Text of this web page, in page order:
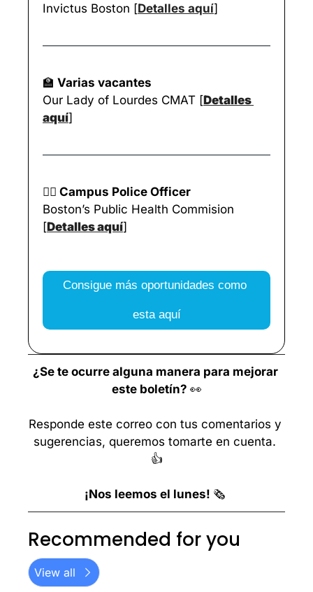
Invictus Boston [Detalles aquí]
🏫 Varias vacantes
Our Lady of Lourdes CMAT [Detalles
aquí]
👮‍♀️ Campus Police Officer
Boston’s Public Health Commision
[Detalles aquí]
Consigue más oportunidades como
esta aquí
¿Se te ocurre alguna manera para mejorar
este boletín? 👀
Responde este correo con tus comentarios y
sugerencias, queremos tomarte en cuenta.
👍
¡Nos leemos el lunes! 🗞️
Recommended for you
View all